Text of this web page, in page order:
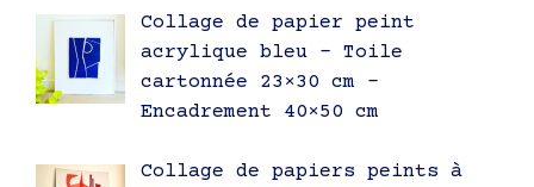
Collage de papier peint
acrylique bleu – Toile
cartonnée 23×30 cm –
Encadrement 40×50 cm
Collage de papiers peints à